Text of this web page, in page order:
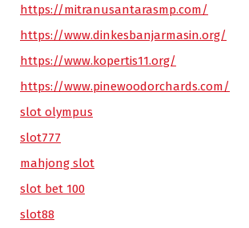
https://mitranusantarasmp.com/
https://www.dinkesbanjarmasin.org/
https://www.kopertis11.org/
https://www.pinewoodorchards.com/
slot olympus
slot777
mahjong slot
slot bet 100
slot88